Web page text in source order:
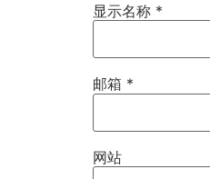
显示名称 *
邮箱 *
网站